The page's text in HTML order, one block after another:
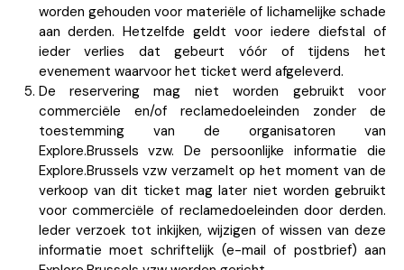
worden gehouden voor materiële of lichamelijke schade
aan derden. Hetzelfde geldt voor iedere diefstal of
ieder verlies dat gebeurt vóór of tijdens het
evenement waarvoor het ticket werd afgeleverd.
De reservering mag niet worden gebruikt voor
commerciële en/of reclamedoeleinden zonder de
toestemming van de organisatoren van
Explore.Brussels vzw. De persoonlijke informatie die
Explore.Brussels vzw verzamelt op het moment van de
verkoop van dit ticket mag later niet worden gebruikt
voor commerciële of reclamedoeleinden door derden.
Ieder verzoek tot inkijken, wijzigen of wissen van deze
informatie moet schriftelijk (e-mail of postbrief) aan